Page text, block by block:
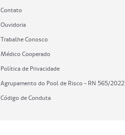
Contato
Ouvidoria
Trabalhe Conosco
Médico Cooperado
Política de Privacidade
Agrupamento do Pool de Risco - RN 565/2022
Código de Conduta